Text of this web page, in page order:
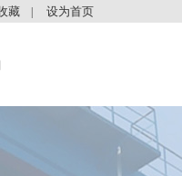
藏 设为首页